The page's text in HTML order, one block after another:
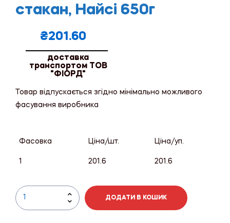
стакан, Найсі 650г
₴201.60
доставка
транспортом ТОВ
"ФІОРД"
Товар відпускається згідно мінімально можливого
фасування виробника
Фасовка Ціна/шт. Ціна/уп.
1 201.6 201.6
ДОДАТИ В КОШИК